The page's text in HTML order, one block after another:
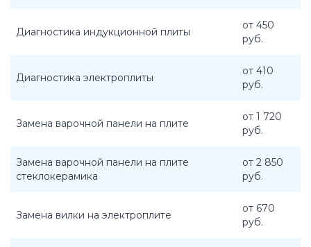
Диагностика индукционной плиты
от 450
руб.
Диагностика электроплиты
от 410
руб.
Замена варочной панели на плите
от 1 720
руб.
Замена варочной панели на плите
стеклокерамика
от 2 850
руб.
Замена вилки на электроплите
от 670
руб.